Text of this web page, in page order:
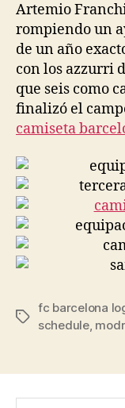
Artemio
rompiendo un
de un año
con los azzurri
que seis como
finalizó el
camiseta
Etiquetas
fc barcelona
schedule,